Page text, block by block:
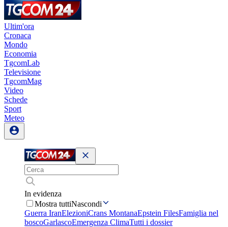
Ultim'ora
Cronaca
Mondo
Economia
TgcomLab
Televisione
TgcomMag
Video
Schede
Sport
Meteo
In evidenza
Mostra tuttiNascondi
Guerra IranElezioniCrans MontanaEpstein FilesFamiglia nel
boscoGarlascoEmergenza ClimaTutti i dossier